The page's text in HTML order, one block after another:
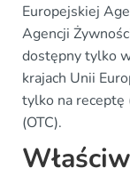
Europejskiej
Agencji
dostępny tylko
krajach Unii
tylko na receptę
(OTC).